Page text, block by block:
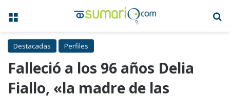
Menú
Destacadas Perfiles
Falleció a los 96 años Delia
Fiallo, «la madre de las